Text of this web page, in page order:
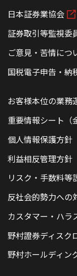
日本証券業協会
証券取引等監視委
ご意見・苦情につ
国税電子申告・納
お客様本位の業務
重要情報シート（
個人情報保護方針
利益相反管理方針
リスク・手数料等
反社会的勢力への
カスタマー・ハラ
野村證券ディスク
野村ホールディン